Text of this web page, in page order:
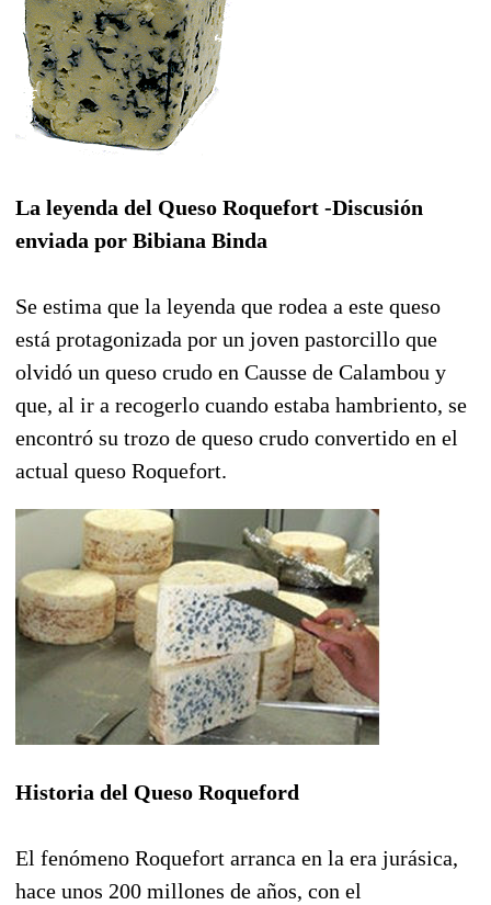
La leyenda del Queso Roquefort -Discusión
enviada por Bibiana Binda
Se estima que la leyenda que rodea a este queso
está protagonizada por un joven pastorcillo que
olvidó un queso crudo en Causse de Calambou y
que, al ir a recogerlo cuando estaba hambriento, se
encontró su trozo de queso crudo convertido en el
actual queso Roquefort.
Historia del Queso Roqueford
El fenómeno Roquefort arranca en la era jurásica,
hace unos 200 millones de años, con el